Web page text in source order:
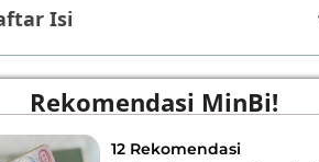
Isi
Rekomendasi MinBi!
12 Rekomendasi